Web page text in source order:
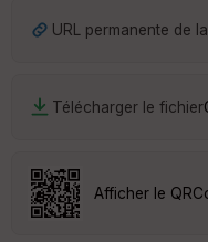
URL permanente de
Télécharger le fichier
Afficher le